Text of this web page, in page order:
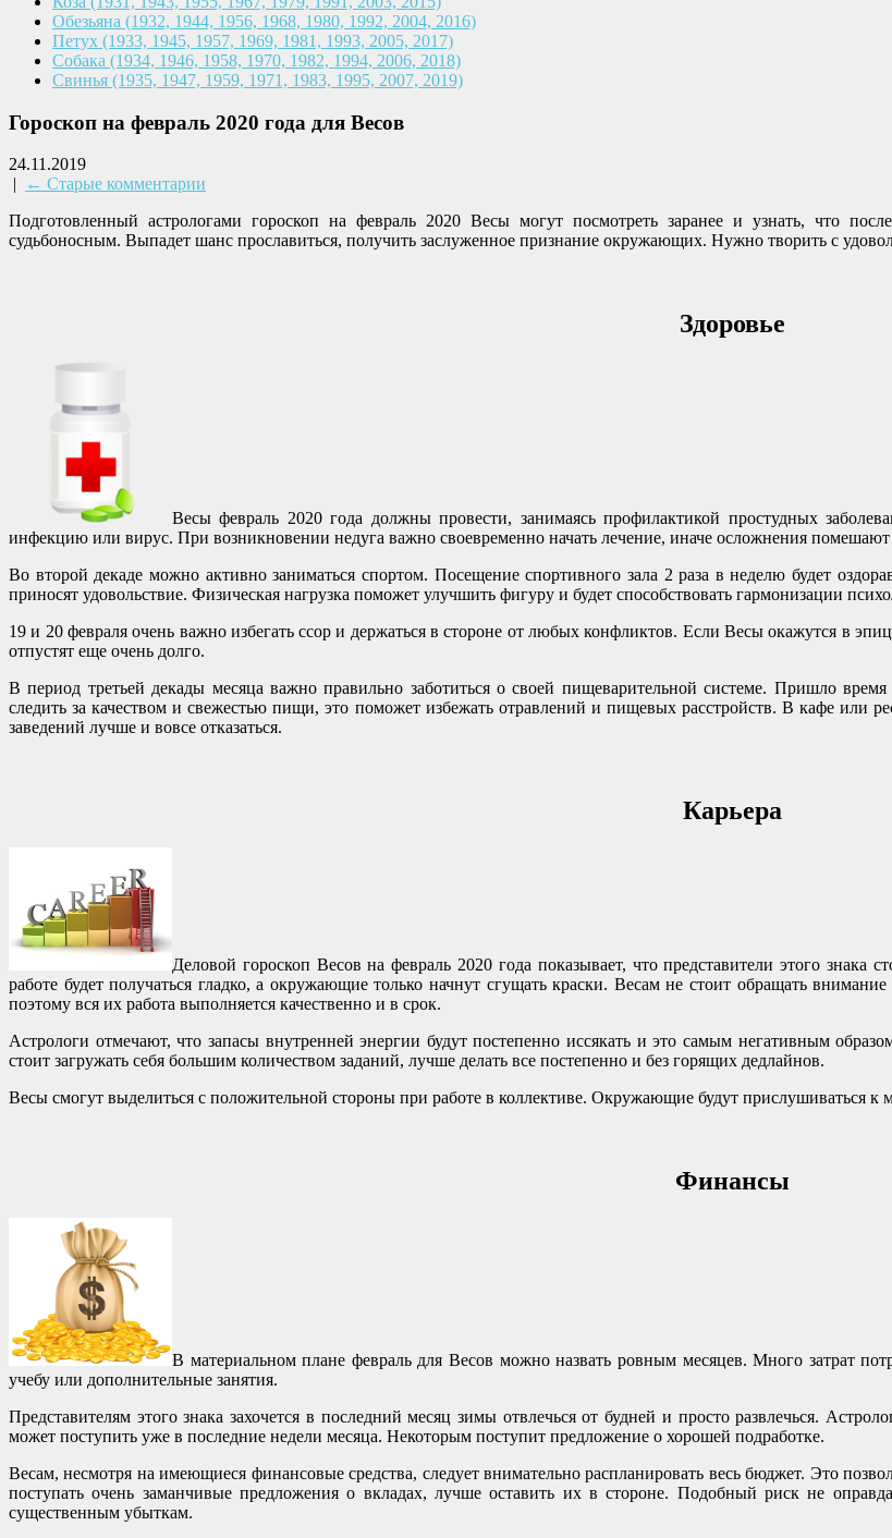
Обезьяна (1932, 1944, 1956, 1968, 1980, 1992, 2004, 2016)
Петух (1933, 1945, 1957, 1969, 1981, 1993, 2005, 2017)
Собака (1934, 1946, 1958, 1970, 1982, 1994, 2006, 2018)
Свинья (1935, 1947, 1959, 1971, 1983, 1995, 2007, 2019)
Гороскоп на февраль 2020 года для Весов
24.11.2019
|
← Старые комментарии
Подготовленный астрологами гороскоп на февраль 2020 Весы могут посмотреть заранее и узнать, что
судьбоносным. Выпадет шанс прославиться, получить заслуженное признание окружающих. Нужно творить с
Здоровье
Весы февраль 2020 года должны провести, занимаясь профилактикой простудных
инфекцию или вирус. При возникновении недуга важно своевременно начать лечение, иначе осложнения
Во второй декаде можно активно заниматься спортом. Посещение спортивного зала 2 раза в неделю будет
приносят удовольствие. Физическая нагрузка поможет улучшить фигуру и будет способствовать гармонизации
19 и 20 февраля очень важно избегать ссор и держаться в стороне от любых конфликтов. Если Весы окажутся в
отпустят еще очень долго.
В период третьей декады месяца важно правильно заботиться о своей пищеварительной системе. Пришло
следить за качеством и свежестью пищи, это поможет избежать отравлений и пищевых расстройств. В кафе или
заведений лучше и вовсе отказаться.
Карьера
Деловой гороскоп Весов на февраль 2020 года показывает, что представители этого
работе будет получаться гладко, а окружающие только начнут сгущать краски. Весам не стоит обращать
поэтому вся их работа выполняется качественно и в срок.
Астрологи отмечают, что запасы внутренней энергии будут постепенно иссякать и это самым негативным
стоит загружать себя большим количеством заданий, лучше делать все постепенно и без горящих дедлайнов.
Весы смогут выделиться с положительной стороны при работе в коллективе. Окружающие будут прислушиваться
Финансы
В материальном плане февраль для Весов можно назвать ровным месяцев. Много затрат
учебу или дополнительные занятия.
Представителям этого знака захочется в последний месяц зимы отвлечься от будней и просто развлечься.
может поступить уже в последние недели месяца. Некоторым поступит предложение о хорошей подработке.
Весам, несмотря на имеющиеся финансовые средства, следует внимательно распланировать весь бюджет. Это
поступать очень заманчивые предложения о вкладах, лучше оставить их в стороне. Подобный риск не
существенным убыткам.